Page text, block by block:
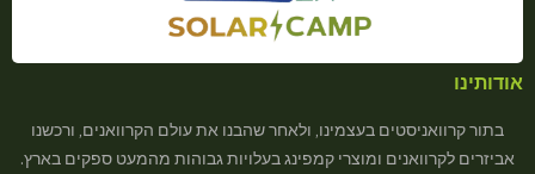
אודותינו
בתור קרוואניסטים בעצמינו, ולאחר שהבנו את עולם הקרוואנים, ורכשנו
אביזרים לקרוואנים ומוצרי קמפינג בעלויות גבוהות מהמעט ספקים בארץ.